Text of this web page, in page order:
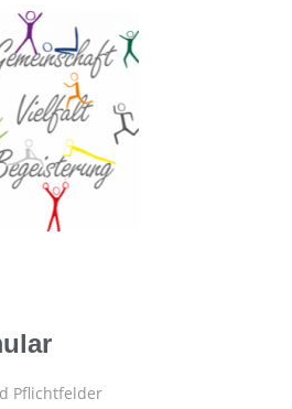
Pflichtfelder